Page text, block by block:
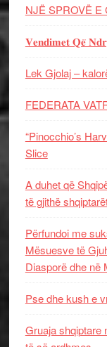
NJË SPROVË
𝐕𝐞𝐧𝐝𝐢𝐦𝐞𝐭 𝐐𝐞̈
Lek Gjolaj –
FEDERATA
“Pinocchio’s
Slice
A duhet që
të gjithë
Përfundoi me
Mësuesve të
Diasporë dhe në
Pse dhe kush e
Gruaja shqiptare